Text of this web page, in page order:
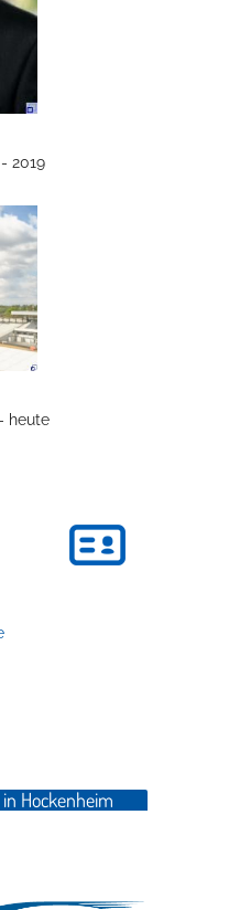
2019
heute
Hockenheim